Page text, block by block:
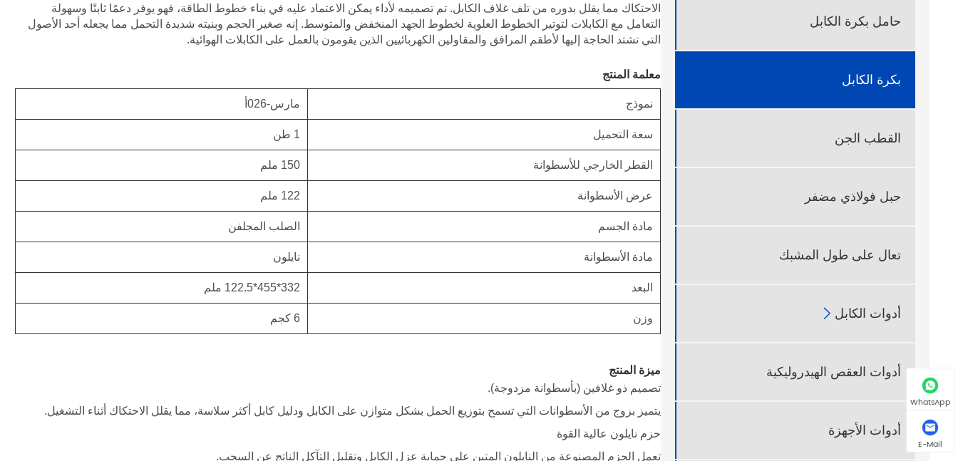
حامل بكرة الكابل
بكرة الكابل
القطب الجن
حبل فولاذي مضفر
تعال على طول المشبك
أدوات الكابل 
أدوات العقص الهيدروليكية
أدوات الأجهزة
الاحتكاك مما يقلل بدوره من تلف غلاف الكابل. تم تصميمه لأداء يمكن الاعتماد عليه في بناء خطوط الطاقة، فهو يوفر دعمًا ثابتًا وسهولة
التعامل مع الكابلات لتوتير الخطوط العلوية لخطوط الجهد المنخفض والمتوسط. إنه صغير الحجم وبنيته شديدة التحمل مما يجعله أحد الأصول
التي تشتد الحاجة إليها لأطقم المرافق والمقاولين الكهربائيين الذين يقومون بالعمل على الكابلات الهوائية.
معلمة المنتج
نموذج مارس-026أ
سعة التحميل 1 طن
القطر الخارجي للأسطوانة 150 ملم
عرض الأسطوانة 122 ملم
مادة الجسم الصلب المجلفن
مادة الأسطوانة نايلون
البعد 332*455*122.5 ملم
وزن 6 كجم
ميزة المنتج
تصميم ذو غلافين (بأسطوانة مزدوجة).
يتميز بزوج من الأسطوانات التي تسمح بتوزيع الحمل بشكل متوازن على الكابل ودليل كابل أكثر سلاسة، مما يقلل الاحتكاك أثناء التشغيل.
حزم نايلون عالية القوة
تعمل الحزم المصنوعة من النايلون المتين على حماية عزل الكابل وتقليل التآكل الناتج عن السحب.
WhatsApp
E-Mail